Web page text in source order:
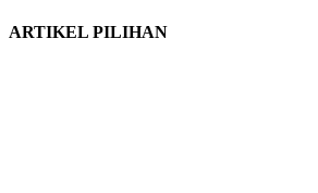
ARTIKEL PILIHAN